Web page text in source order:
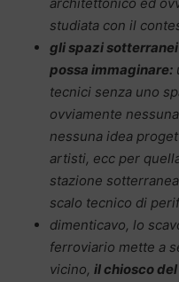
architettonico ed
studiata con il
gli spazi
possa immaginare:
tecnici senza uno
ovviamente
nessuna idea
artisti, ecc per
stazione
scalo tecnico di
dimenticavo, lo
ferroviario mette a
vicino, il chiosco